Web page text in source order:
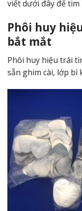
viết dưới đây để tim
Phôi huy
bắt mắt
Phôi huy hiệu trái
sẵn ghim cài, lớp bì